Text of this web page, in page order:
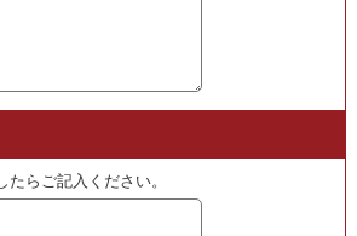
番集 | 筑摩書房･1995年･謡